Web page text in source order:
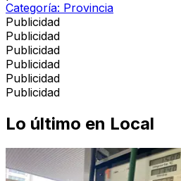
Categoría: Provincia
Publicidad
Publicidad
Publicidad
Publicidad
Publicidad
Publicidad
Lo último en Local